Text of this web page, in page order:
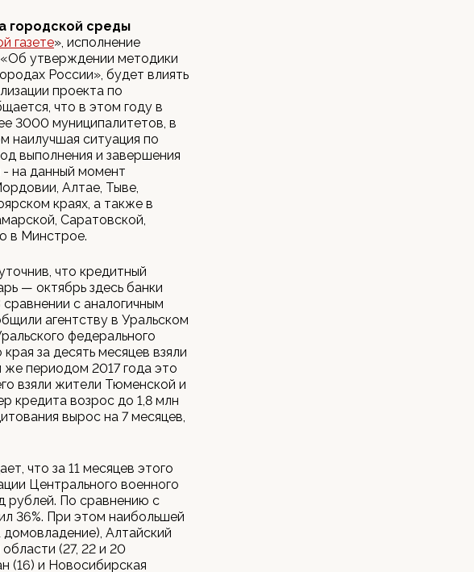
городской среды
газете», исполнение
«Об утверждении методики
России», будет влиять
проекта по
что в этом году в
3000 муниципалитетов, в
наилучшая ситуация по
выполнения и завершения
- на данный момент
Алтае, Тыве,
краях, а также в
Саратовской,
в Минстрое.
что кредитный
— октябрь здесь банки
с аналогичным
агентству в Уральском
федерального
за десять месяцев взяли
же периодом 2017 года это
взяли жители Тюменской и
кредита возрос до 1,8 млн
вырос на 7 месяцев,
что за 11 месяцев этого
Центрального военного
рублей. По сравнению с
36%. При этом наибольшей
домовладение), Алтайский
(27, 22 и 20
(16) и Новосибирская